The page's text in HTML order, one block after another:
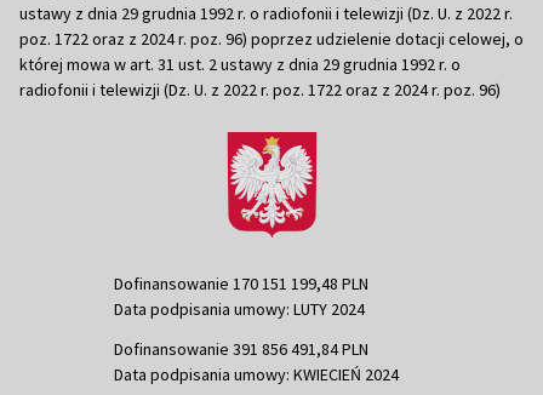
ustawy z dnia 29 grudnia 1992 r. o radiofonii i telewizji (Dz. U. z 2022 r.
poz. 1722 oraz z 2024 r. poz. 96) poprzez udzielenie dotacji celowej, o
której mowa w art. 31 ust. 2 ustawy z dnia 29 grudnia 1992 r. o
radiofonii i telewizji (Dz. U. z 2022 r. poz. 1722 oraz z 2024 r. poz. 96)
Dofinansowanie 170 151 199,48 PLN
Data podpisania umowy: LUTY 2024
Dofinansowanie 391 856 491,84 PLN
Data podpisania umowy: KWIECIEŃ 2024